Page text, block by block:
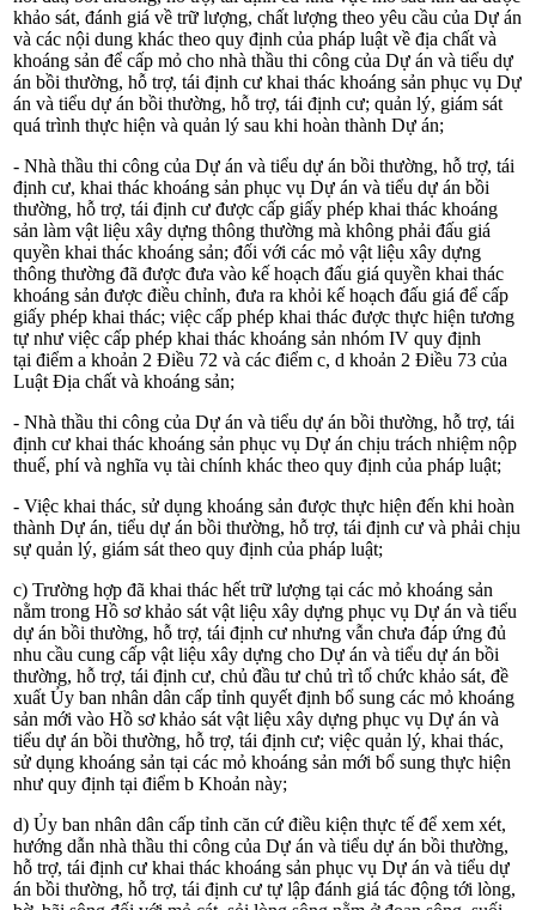
khảo sát, đánh giá về trữ lượng, chất lượng theo yêu cầu của Dự án
và các nội dung khác theo quy định của pháp luật về địa chất và
khoáng sản để cấp mỏ cho nhà thầu thi công của Dự án và tiểu dự
án bồi thường, hỗ trợ, tái định cư khai thác khoáng sản phục vụ Dự
án và tiểu dự án bồi thường, hỗ trợ, tái định cư; quản lý, giám sát
quá trình thực hiện và quản lý sau khi hoàn thành Dự án;
- Nhà thầu thi công của Dự án và tiểu dự án bồi thường, hỗ trợ, tái
định cư, khai thác khoáng sản phục vụ Dự án và tiểu dự án bồi
thường, hỗ trợ, tái định cư được cấp giấy phép khai thác khoáng
sản làm vật liệu xây dựng thông thường mà không phải đấu giá
quyền khai thác khoáng sản; đối với các mỏ vật liệu xây dựng
thông thường đã được đưa vào kế hoạch đấu giá quyền khai thác
khoáng sản được điều chỉnh, đưa ra khỏi kế hoạch đấu giá để cấp
giấy phép khai thác; việc cấp phép khai thác được thực hiện tương
tự như việc cấp phép khai thác khoáng sản nhóm IV quy định
tại điểm a khoản 2 Điều 72 và các điểm c, d khoản 2 Điều 73 của
Luật Địa chất và khoáng sản;
- Nhà thầu thi công của Dự án và tiểu dự án bồi thường, hỗ trợ, tái
định cư khai thác khoáng sản phục vụ Dự án chịu trách nhiệm nộp
thuế, phí và nghĩa vụ tài chính khác theo quy định của pháp luật;
- Việc khai thác, sử dụng khoáng sản được thực hiện đến khi hoàn
thành Dự án, tiểu dự án bồi thường, hỗ trợ, tái định cư và phải chịu
sự quản lý, giám sát theo quy định của pháp luật;
c) Trường hợp đã khai thác hết trữ lượng tại các mỏ khoáng sản
nằm trong Hồ sơ khảo sát vật liệu xây dựng phục vụ Dự án và tiểu
dự án bồi thường, hỗ trợ, tái định cư nhưng vẫn chưa đáp ứng đủ
nhu cầu cung cấp vật liệu xây dựng cho Dự án và tiểu dự án bồi
thường, hỗ trợ, tái định cư, chủ đầu tư chủ trì tổ chức khảo sát, đề
xuất Ủy ban nhân dân cấp tỉnh quyết định bổ sung các mỏ khoáng
sản mới vào Hồ sơ khảo sát vật liệu xây dựng phục vụ Dự án và
tiểu dự án bồi thường, hỗ trợ, tái định cư; việc quản lý, khai thác,
sử dụng khoáng sản tại các mỏ khoáng sản mới bổ sung thực hiện
như quy định tại điểm b Khoản này;
d) Ủy ban nhân dân cấp tỉnh căn cứ điều kiện thực tế để xem xét,
hướng dẫn nhà thầu thi công của Dự án và tiểu dự án bồi thường,
hỗ trợ, tái định cư khai thác khoáng sản phục vụ Dự án và tiểu dự
án bồi thường, hỗ trợ, tái định cư tự lập đánh giá tác động tới lòng,